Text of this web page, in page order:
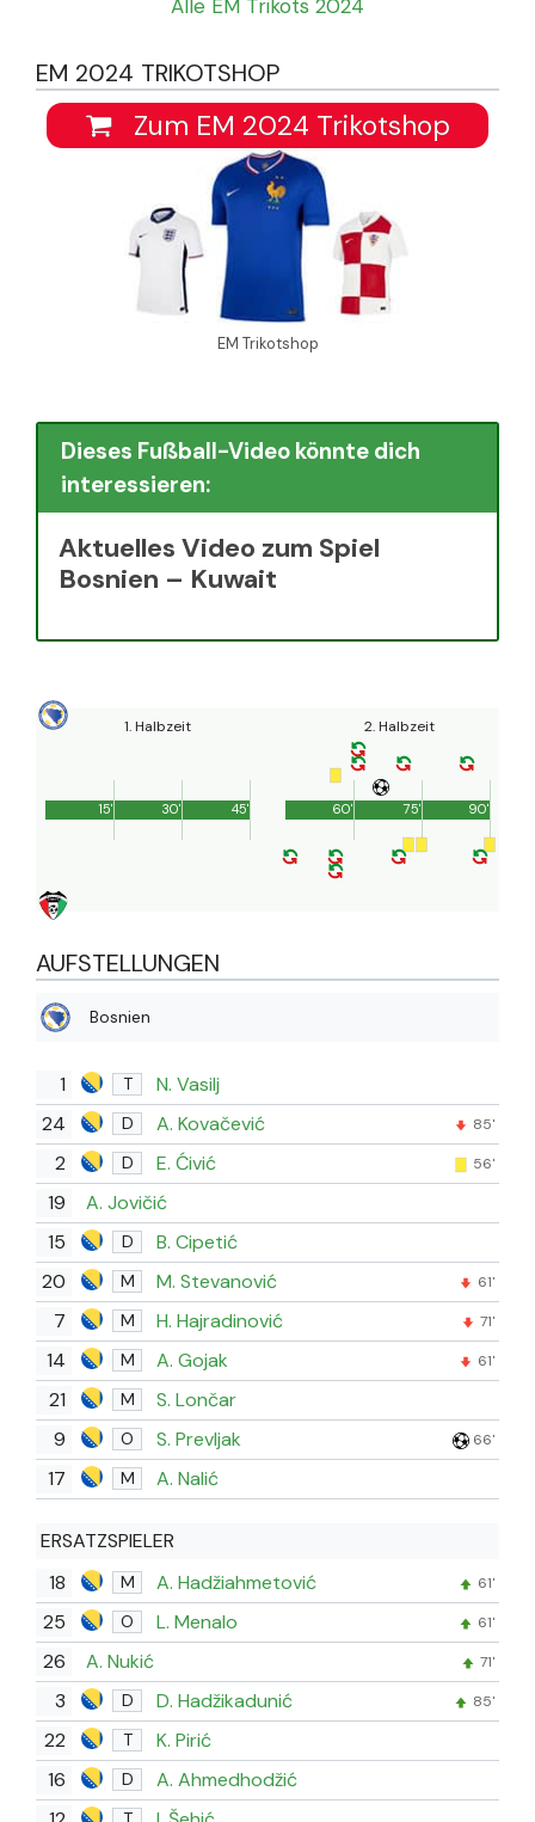
Alle EM Trikots 2024
EM 2024 TRIKOTSHOP
Zum EM 2024 Trikotshop
EM Trikotshop
Dieses Fußball-Video könnte dich
interessieren:
Aktuelles Video zum Spiel
Bosnien – Kuwait
1. Halbzeit
45'
15' 30'
2. Halbzeit
90'
60' 75'
AUFSTELLUNGEN
Bosnien
1 T
N. Vasilj
24
D A. Kovačević 85'
2 D E. Ćivić 56'
19
A. Jovičić
15
D
B. Cipetić
20
M M. Stevanović 61'
7 M H. Hajradinović 71'
14 M A. Gojak 61'
21 M
S. Lončar
9
O S. Prevljak 66'
17 M A. Nalić
ERSATZSPIELER
18
M A. Hadžiahmetović 61'
25 O L. Menalo 61'
26 A. Nukić 71'
3 D D. Hadžikadunić 85'
22 T
K. Pirić
16
D
A. Ahmedhodžić